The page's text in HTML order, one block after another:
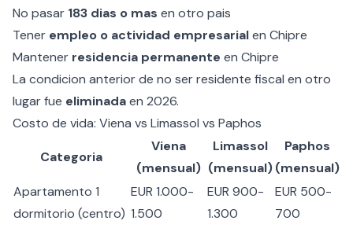
No pasar 183 dias o mas en otro pais
Tener empleo o actividad empresarialen Chipre
Mantener residencia permanente en Chipre
La condicion anterior de no ser residente fiscal en otro
lugar fue eliminadaen 2026.
Costo de vida: Viena vs Limassol vs Paphos
Categoria
Viena
(mensual)
Limassol
(mensual)
Paphos
(mensual)
Apartamento 1
dormitorio (centro)
EUR 1.000-
1.500
EUR 900-
1.300
EUR 500-
700